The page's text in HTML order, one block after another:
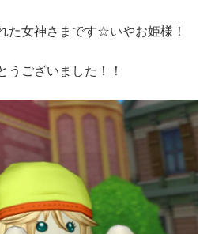
た女神さまです☆いやお姫様！
うございました！！